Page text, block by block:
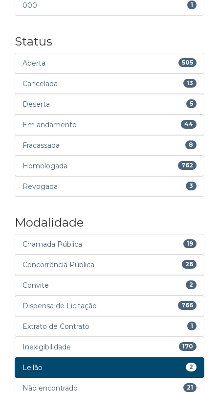
000 1
Status
Aberta 505
Cancelada 13
Deserta 5
Em andamento 44
Fracassada 8
Homologada 762
Revogada 3
Modalidade
Chamada Pública 19
Concorrência Pública 26
Convite 2
Dispensa de Licitação 766
Extrato de Contrato 1
Inexigibilidade 170
Leilão 2
Não encontrado 21